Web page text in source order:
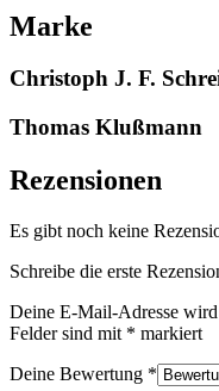
Marke
Christoph J. F.
Thomas Klußmann
Rezensionen
Es gibt noch keine
Schreibe die erste
Deine E-Mail-Adresse
Felder sind mit * markiert
Deine Bewertung *